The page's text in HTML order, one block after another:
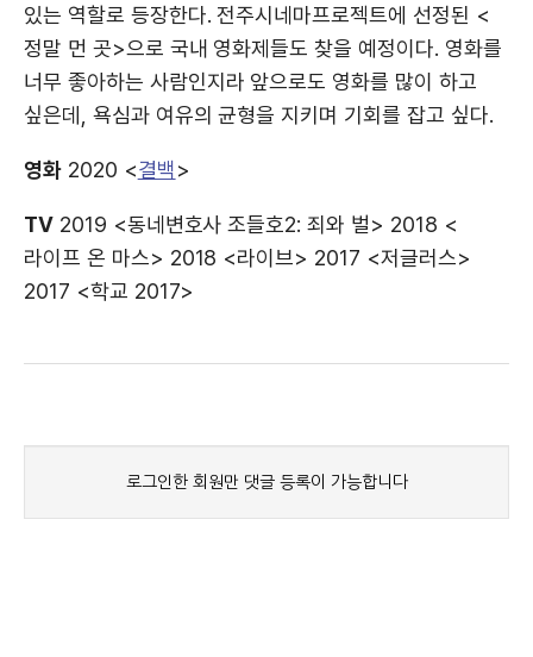
있는 역할로 등장한다. 전주시네마프로젝트에 선정된 <
정말 먼 곳>으로 국내 영화제들도 찾을 예정이다. 영화를
너무 좋아하는 사람인지라 앞으로도 영화를 많이 하고
싶은데, 욕심과 여유의 균형을 지키며 기회를 잡고 싶다.
영화2020 <결백>
TV2019 <동네변호사 조들호2: 죄와 벌> 2018 <
라이프 온 마스> 2018 <라이브> 2017 <저글러스>
2017 <학교 2017>